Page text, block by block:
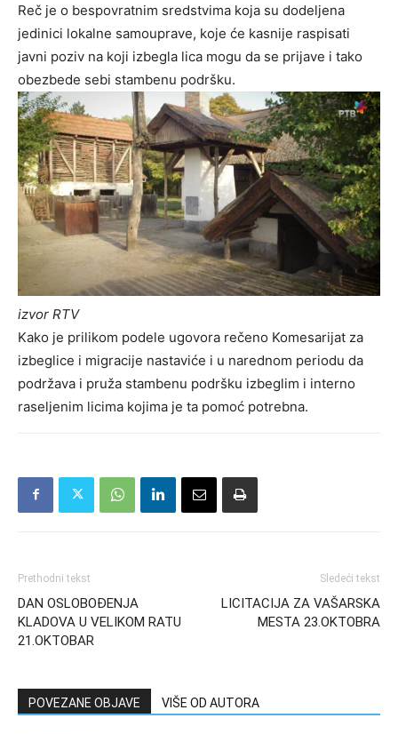
Reč je o bespovratnim sredstvima koja su dodeljena
jedinici lokalne samouprave, koje će kasnije raspisati
javni poziv na koji izbegla lica mogu da se prijave i tako
obezbede sebi stambenu podršku.
izvor RTV
Kako je prilikom podele ugovora rečeno Komesarijat za
izbeglice i migracije nastaviće i u narednom periodu da
podržava i pruža stambenu podršku izbeglim i interno
raseljenim licima kojima je ta pomoć potrebna.
Prethodni tekst
DAN OSLOBOĐENJA
KLADOVA U VELIKOM RATU
21.OKTOBAR
Sledeći tekst
LICITACIJA ZA VAŠARSKA
MESTA 23.OKTOBRA
POVEZANE OBJAVE VIŠE OD AUTORA